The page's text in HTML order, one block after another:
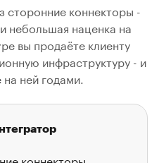
сторонние коннекторы -
небольшая наценка на
вы продаёте клиенту
инфраструктуру - и
ней годами.